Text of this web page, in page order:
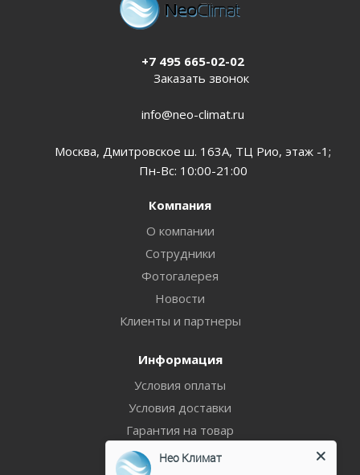
+7 495 665-02-02
Заказать звонок
info@neo-climat.ru
Москва, Дмитровское ш. 163А, ТЦ Рио, этаж -1;
Пн-Вс: 10:00-21:00
Компания
О компании
Сотрудники
Фотогалерея
Новости
Клиенты и партнеры
Информация
Условия оплаты
Условия доставки
Гарантия на товар
Политика
Нео Климат